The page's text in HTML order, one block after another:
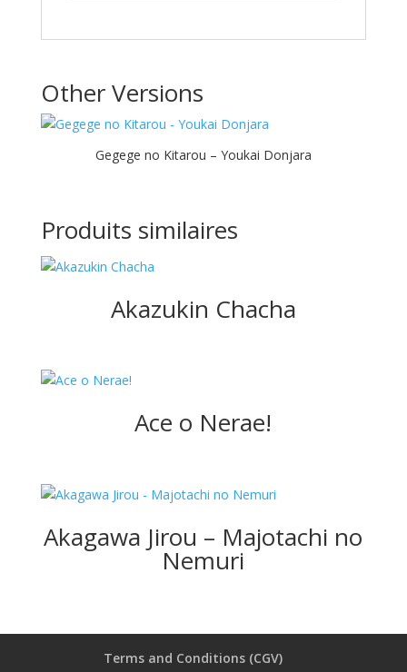
Other Versions
Gegege no Kitarou – Youkai Donjara
Produits similaires
Akazukin Chacha
Ace o Nerae!
Akagawa Jirou – Majotachi no
Nemuri
Terms and Conditions (CGV)